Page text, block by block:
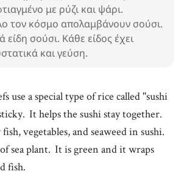
/
με ρύζι και ψάρι.
τον κόσμο απολαμβάνουν σούσι.
σούσι. Κάθε είδος έχει
και γεύση.
use a special type of rice called "sushi
It helps the sushi stay together.
vegetables, and seaweed in sushi.
sea plant. It is green and it wraps
fish.